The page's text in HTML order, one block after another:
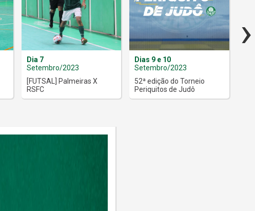
Dia 7
Setembro/2023
[FUTSAL] Palmeiras X
RSFC
Dias 9 e 10
Setembro/2023
52ª edição do Torneio
Periquitos de Judô
›